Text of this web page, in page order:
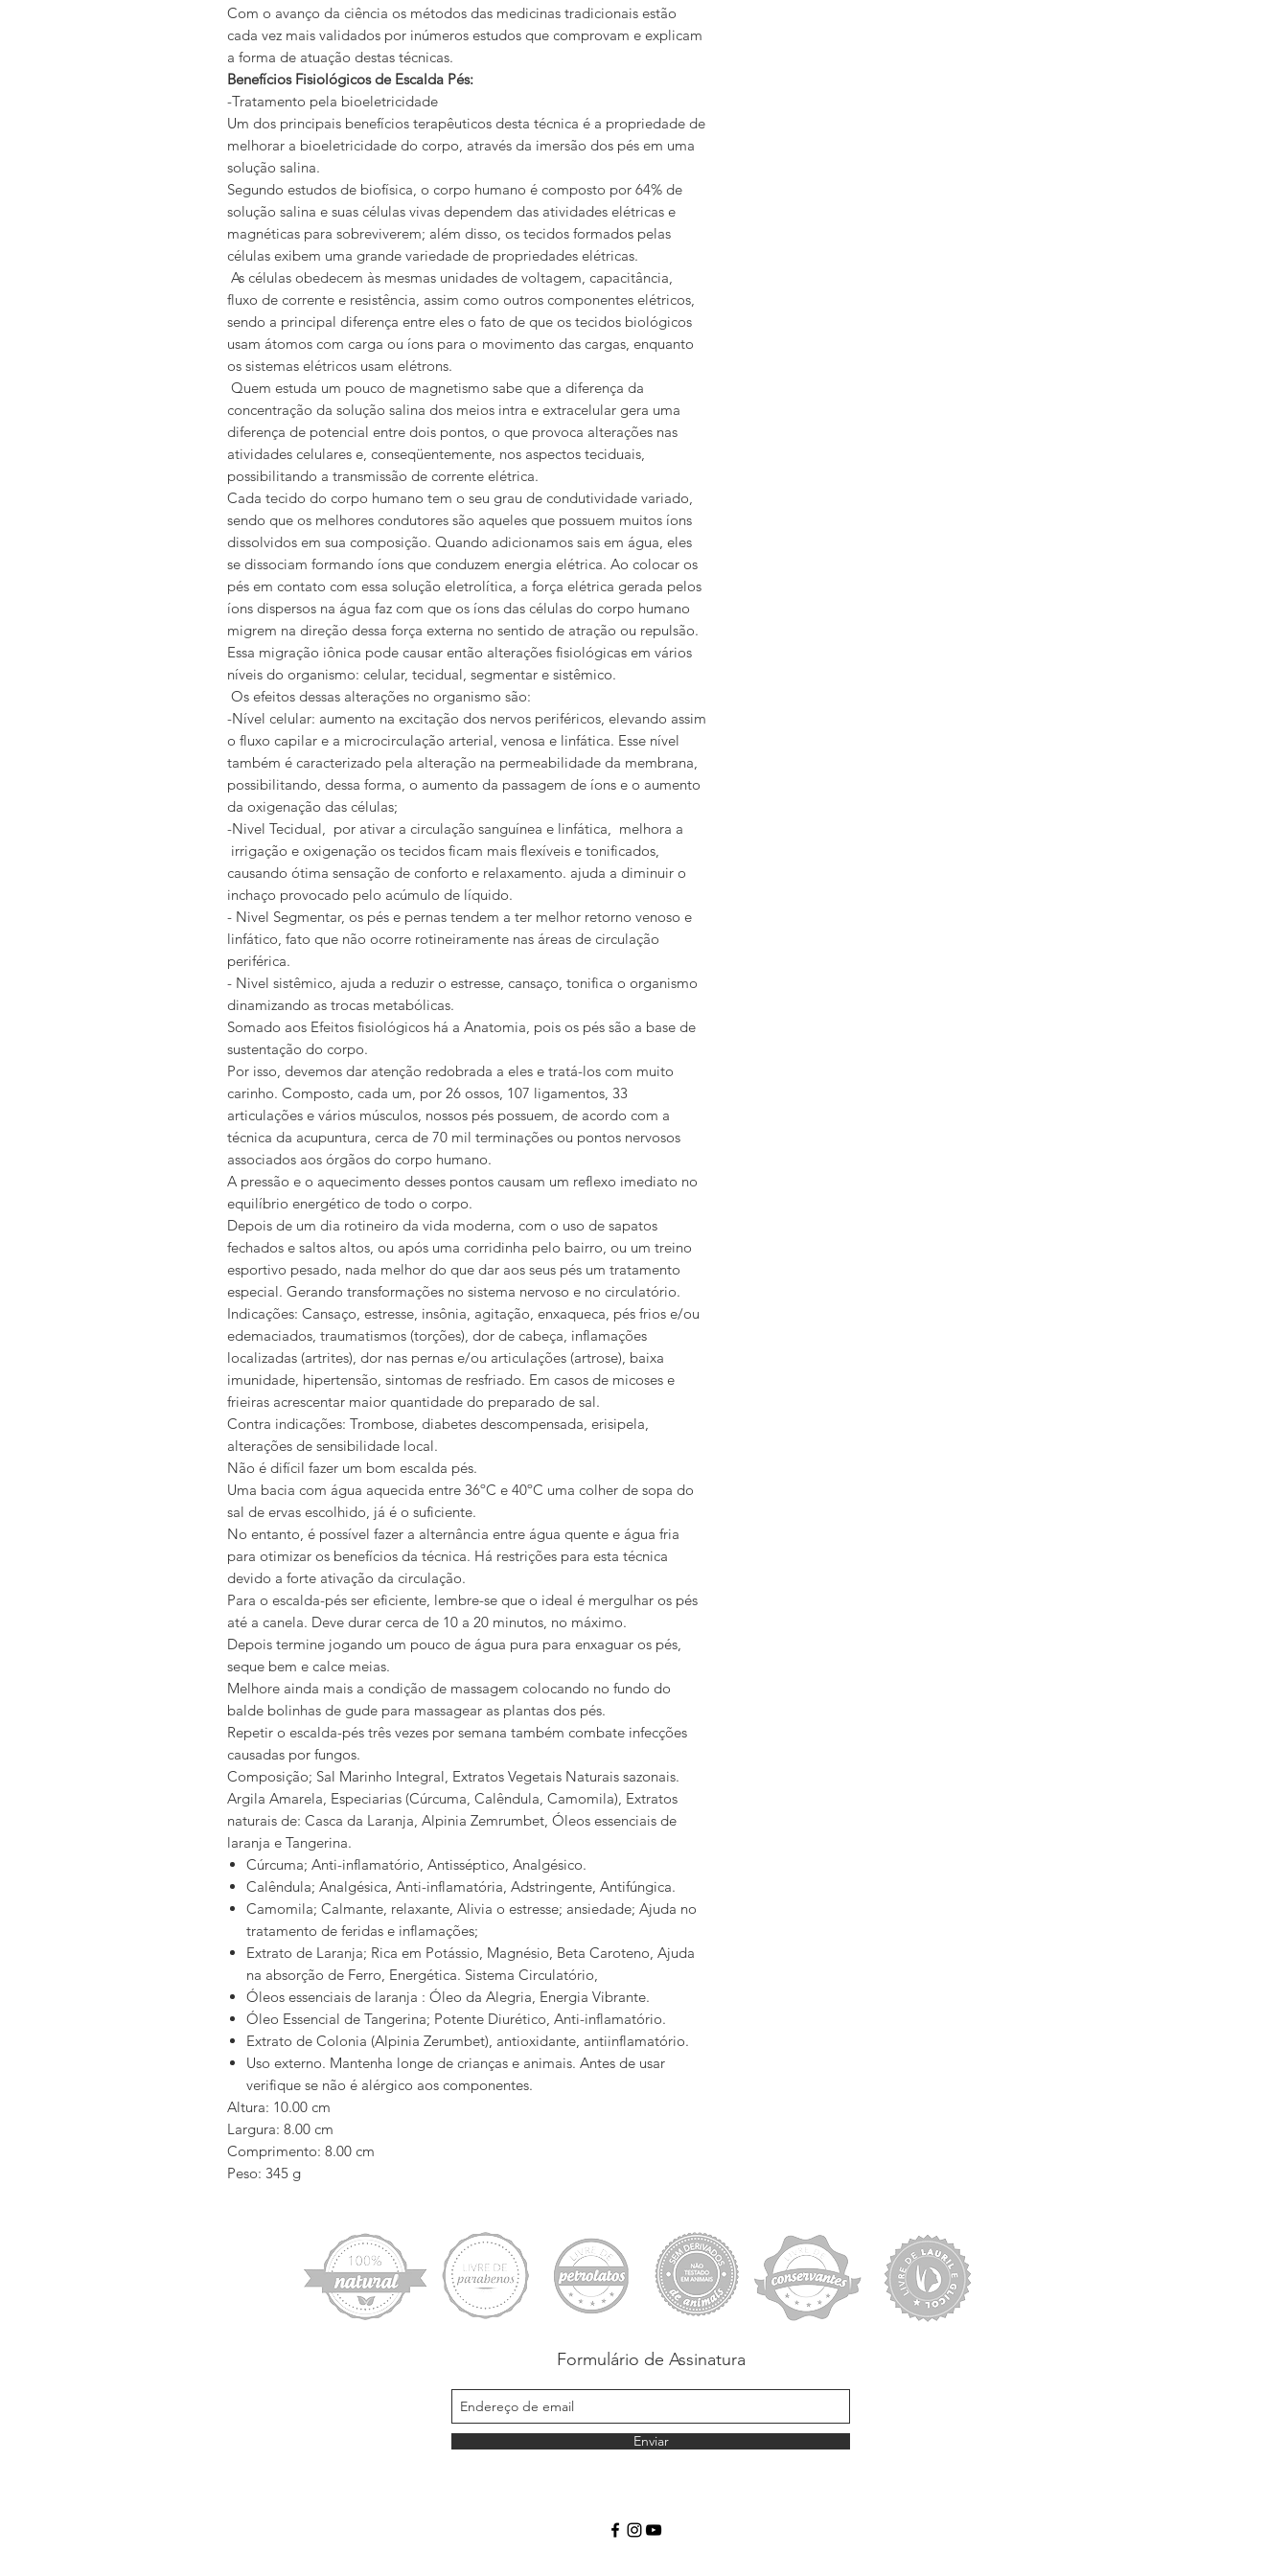
Com o avanço da ciência os métodos das medicinas tradicionais estão
cada vez mais validados por inúmeros estudos que comprovam e explicam
a forma de atuação destas técnicas.
Benefícios Fisiológicos de Escalda Pés:
-Tratamento pela bioeletricidade
Um dos principais benefícios terapêuticos desta técnica é a propriedade de
melhorar a bioeletricidade do corpo, através da imersão dos pés em uma
solução salina.
Segundo estudos de biofísica, o corpo humano é composto por 64% de
solução salina e suas células vivas dependem das atividades elétricas e
magnéticas para sobreviverem; além disso, os tecidos formados pelas
células exibem uma grande variedade de propriedades elétricas.
As células obedecem às mesmas unidades de voltagem, capacitância,
fluxo de corrente e resistência, assim como outros componentes elétricos,
sendo a principal diferença entre eles o fato de que os tecidos biológicos
usam átomos com carga ou íons para o movimento das cargas, enquanto
os sistemas elétricos usam elétrons.
Quem estuda um pouco de magnetismo sabe que a diferença da
concentração da solução salina dos meios intra e extracelular gera uma
diferença de potencial entre dois pontos, o que provoca alterações nas
atividades celulares e, conseqüentemente, nos aspectos teciduais,
possibilitando a transmissão de corrente elétrica.
Cada tecido do corpo humano tem o seu grau de condutividade variado,
sendo que os melhores condutores são aqueles que possuem muitos íons
dissolvidos em sua composição. Quando adicionamos sais em água, eles
se dissociam formando íons que conduzem energia elétrica. Ao colocar os
pés em contato com essa solução eletrolítica, a força elétrica gerada pelos
íons dispersos na água faz com que os íons das células do corpo humano
migrem na direção dessa força externa no sentido de atração ou repulsão.
Essa migração iônica pode causar então alterações fisiológicas em vários
níveis do organismo: celular, tecidual, segmentar e sistêmico.
Os efeitos dessas alterações no organismo são:
-Nível celular: aumento na excitação dos nervos periféricos, elevando assim
o fluxo capilar e a microcirculação arterial, venosa e linfática. Esse nível
também é caracterizado pela alteração na permeabilidade da membrana,
possibilitando, dessa forma, o aumento da passagem de íons e o aumento
da oxigenação das células;
-Nivel Tecidual, por ativar a circulação sanguínea e linfática, melhora a
irrigação e oxigenação os tecidos ficam mais flexíveis e tonificados,
causando ótima sensação de conforto e relaxamento. ajuda a diminuir o
inchaço provocado pelo acúmulo de líquido.
- Nivel Segmentar, os pés e pernas tendem a ter melhor retorno venoso e
linfático, fato que não ocorre rotineiramente nas áreas de circulação
periférica.
- Nivel sistêmico, ajuda a reduzir o estresse, cansaço, tonifica o organismo
dinamizando as trocas metabólicas.
Somado aos Efeitos fisiológicos há a Anatomia, pois os pés são a base de
sustentação do corpo.
Por isso, devemos dar atenção redobrada a eles e tratá-los com muito
carinho. Composto, cada um, por 26 ossos, 107 ligamentos, 33
articulações e vários músculos, nossos pés possuem, de acordo com a
técnica da acupuntura, cerca de 70 mil terminações ou pontos nervosos
associados aos órgãos do corpo humano.
A pressão e o aquecimento desses pontos causam um reflexo imediato no
equilíbrio energético de todo o corpo.
Depois de um dia rotineiro da vida moderna, com o uso de sapatos
fechados e saltos altos, ou após uma corridinha pelo bairro, ou um treino
esportivo pesado, nada melhor do que dar aos seus pés um tratamento
especial. Gerando transformações no sistema nervoso e no circulatório.
Indicações: Cansaço, estresse, insônia, agitação, enxaqueca, pés frios e/ou
edemaciados, traumatismos (torções), dor de cabeça, inflamações
localizadas (artrites), dor nas pernas e/ou articulações (artrose), baixa
imunidade, hipertensão, sintomas de resfriado. Em casos de micoses e
frieiras acrescentar maior quantidade do preparado de sal.
Contra indicações: Trombose, diabetes descompensada, erisipela,
alterações de sensibilidade local.
Não é difícil fazer um bom escalda pés.
Uma bacia com água aquecida entre 36ºC e 40ºC uma colher de sopa do
sal de ervas escolhido, já é o suficiente.
No entanto, é possível fazer a alternância entre água quente e água fria
para otimizar os benefícios da técnica. Há restrições para esta técnica
devido a forte ativação da circulação.
Para o escalda-pés ser eficiente, lembre-se que o ideal é mergulhar os pés
até a canela. Deve durar cerca de 10 a 20 minutos, no máximo.
Depois termine jogando um pouco de água pura para enxaguar os pés,
seque bem e calce meias.
Melhore ainda mais a condição de massagem colocando no fundo do
balde bolinhas de gude para massagear as plantas dos pés.
Repetir o escalda-pés três vezes por semana também combate infecções
causadas por fungos.
Composição; Sal Marinho Integral, Extratos Vegetais Naturais sazonais.
Argila Amarela, Especiarias (Cúrcuma, Calêndula, Camomila), Extratos
naturais de: Casca da Laranja, Alpinia Zemrumbet, Óleos essenciais de
laranja e Tangerina.
Cúrcuma; Anti-inflamatório, Antisséptico, Analgésico.
Calêndula; Analgésica, Anti-inflamatória, Adstringente, Antifúngica.
Camomila; Calmante, relaxante, Alivia o estresse; ansiedade; Ajuda no
tratamento de feridas e inflamações;
Extrato de Laranja; Rica em Potássio, Magnésio, Beta Caroteno, Ajuda
na absorção de Ferro, Energética. Sistema Circulatório,
Óleos essenciais de laranja : Óleo da Alegria, Energia Vibrante.
Óleo Essencial de Tangerina; Potente Diurético, Anti-inflamatório.
Extrato de Colonia (Alpinia Zerumbet), antioxidante, antiinflamatório.
Uso externo. Mantenha longe de crianças e animais. Antes de usar
verifique se não é alérgico aos componentes.
Altura: 10.00 cm
Largura: 8.00 cm
Comprimento: 8.00 cm
Peso: 345 g
Formulário de Assinatura
Enviar